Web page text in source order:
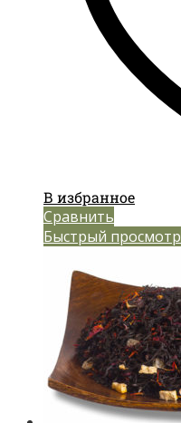
В избранное
Сравнить
Быстрый просмотр